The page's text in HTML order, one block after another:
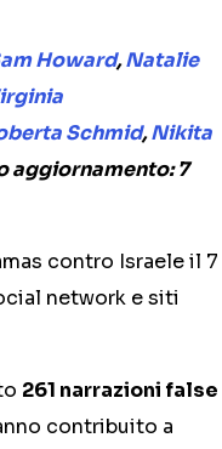
Howard,Natalie
Schmid,Nikita
aggiornamento: 7
contro Israele il 7
network e siti
261 narrazioni false
contribuito a